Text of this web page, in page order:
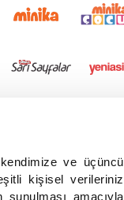
ve üçüncü
kişisel verileriniz
amacıyla